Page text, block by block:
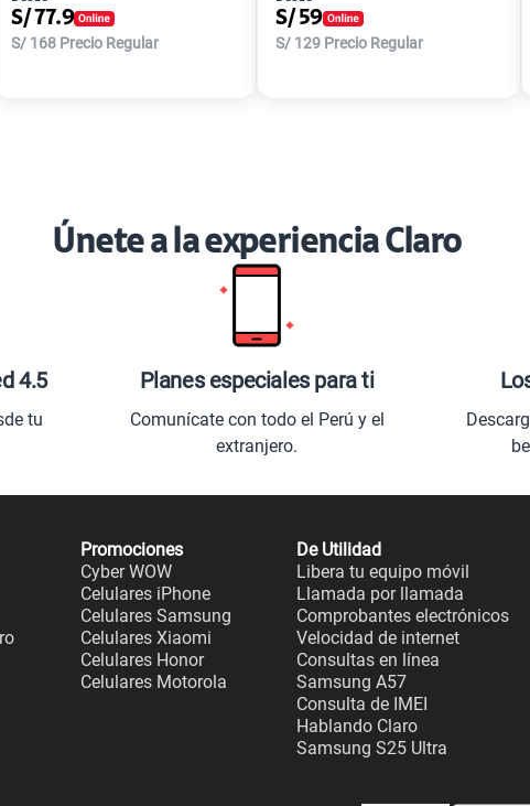
S/77.9
S/ 168 Precio Regular
S/ 59
S/ 129 Precio Regular
Únete a la experiencia Claro
4.5
tu
Planes especiales para ti
Comunícate con todo el Perú y el
extranjero.
Promociones
Cyber WOW
Celulares iPhone
Celulares Samsung
Celulares Xiaomi
Celulares Honor
Celulares Motorola
De Utilidad
Libera tu equipo móvil
Llamada por llamada
Comprobantes electrónicos
Velocidad de internet
Consultas en línea
Samsung A57
Consulta de IMEI
Hablando Claro
Samsung S25 Ultra